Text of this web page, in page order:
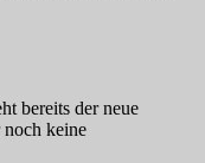
bereits der neue
keine